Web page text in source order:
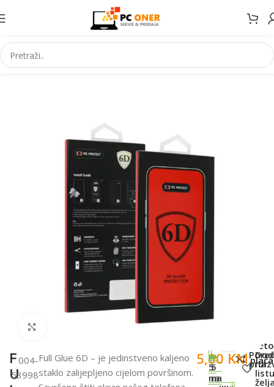
Početna Elektronika Mobiteli Maske za mobitele i dodaci
F
U
004-
53998
Full Glue 6D – je jedinstveno kaljeno
staklo zalijepljeno cijelom površinom.
5,00 KM
5
na
5
na
na